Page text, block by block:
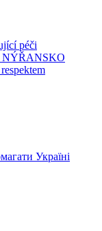
péči
NÝŘANSKO
Україні